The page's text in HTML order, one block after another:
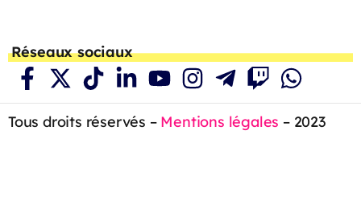
Réseaux sociaux
Tous droits réservés – Mentions légales – 2023